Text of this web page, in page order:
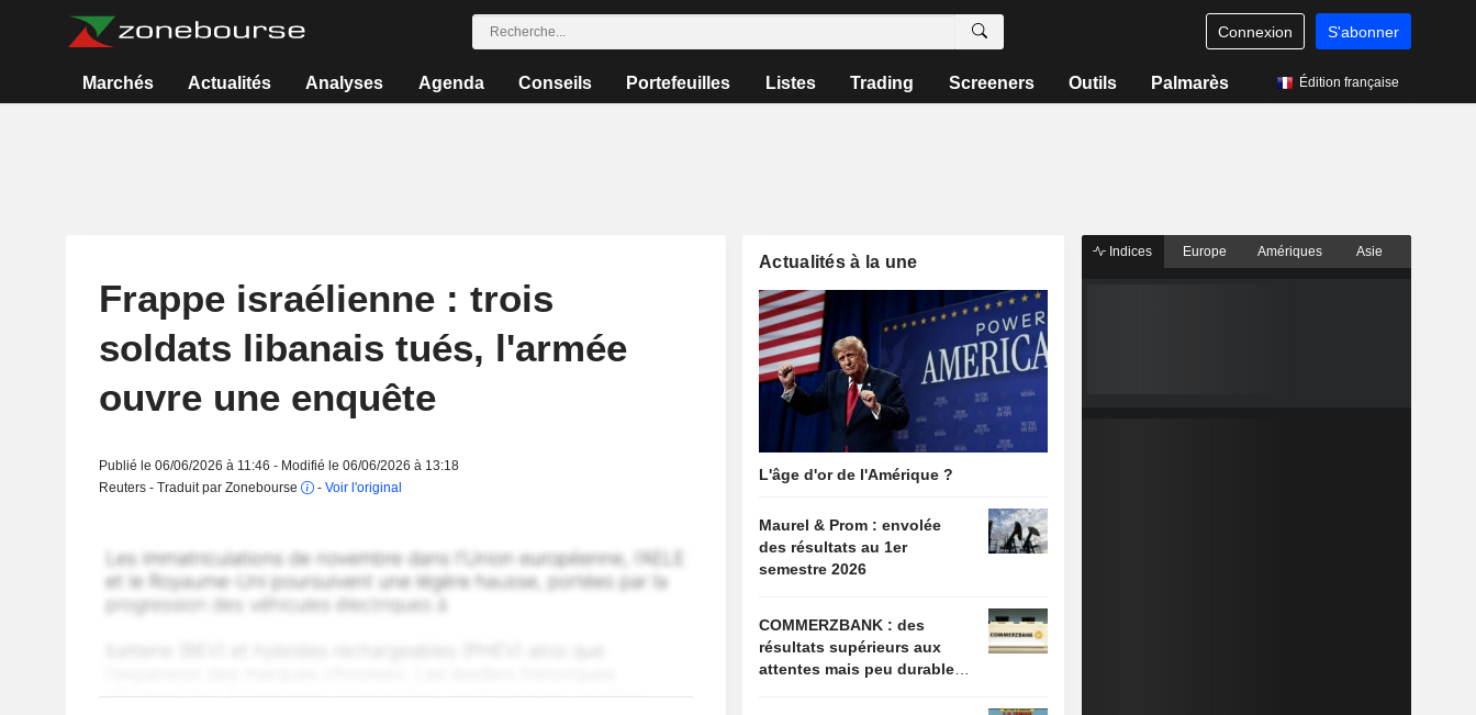
Connexion S'abonner
Marchés Actualités Analyses Agenda Conseils Portefeuilles Listes Trading Screeners Outils Palmarès Édition française
Frappe israélienne : trois
soldats libanais tués, l'armée
ouvre une enquête
Publié le 06/06/2026 à 11:46 - Modifié le 06/06/2026 à 13:18
Reuters - Traduit par Zonebourse
- Voir l'original
Actualités à la une
L'âge d'or de l'Amérique ?
Maurel & Prom : envolée
des résultats au 1er
semestre 2026
COMMERZBANK : des
résultats supérieurs aux
attentes mais peu durables,
Indices Europe Amériques Asie